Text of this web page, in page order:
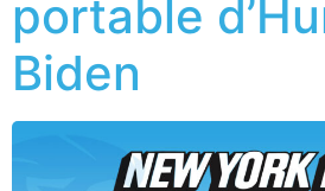
portable
Biden